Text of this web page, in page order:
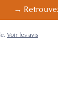
→
Voir les avis